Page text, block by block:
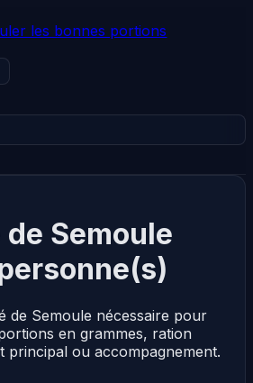
les bonnes portions
Semoule
de Semoule nécessaire pour
en grammes, ration
principal ou accompagnement.